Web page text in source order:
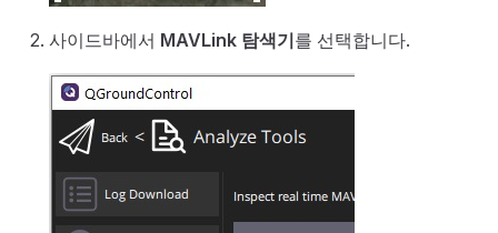
사이드바에서 MAVLink 탐색기를 선택합니다.